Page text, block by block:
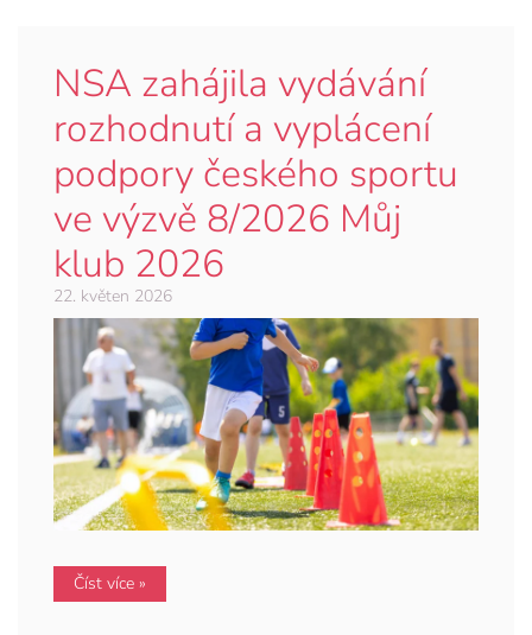
NSA zahájila vydávání
rozhodnutí a vyplácení
podpory českého sportu
ve výzvě 8/2026 Můj
klub 2026
22. květen 2026
Číst více »